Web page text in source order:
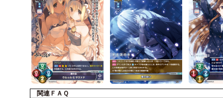
関連ＦＡＱ